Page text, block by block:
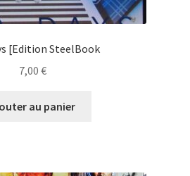
[Edition SteelBook
7,00 €
au panier